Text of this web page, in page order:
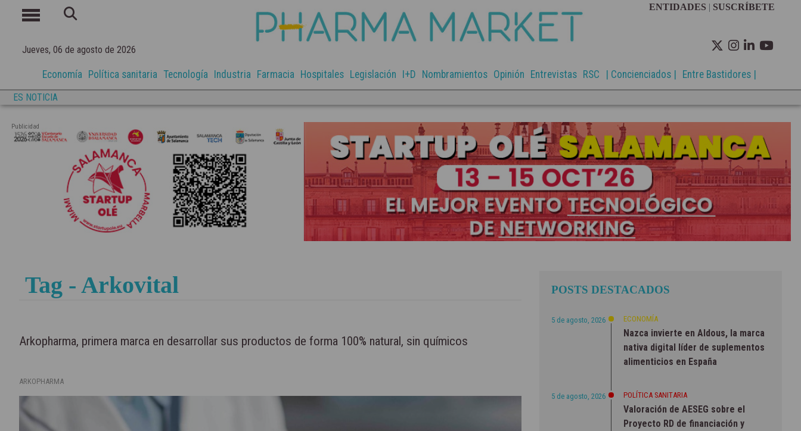
Jueves, 06 de agosto de 2026
ENTIDADES | SUSCRÍBETE
Economía Política sanitaria Tecnología Industria Farmacia Hospitales Legislación I+D Nombramientos Opinión Entrevistas RSC | Concienciados | Entre Bastidores |
ES NOTICIA
Publicidad
Tag - Arkovital
Arkopharma, primera marca en desarrollar sus productos de forma 100% natural, sin químicos
ARKOPHARMA
POSTS DESTACADOS
5 de agosto, 2026 ECONOMÍA
Nazca invierte en Aldous, la marca
nativa digital líder de suplementos
alimenticios en España
5 de agosto, 2026 POLÍTICA SANITARIA
Valoración de AESEG sobre el
Proyecto RD de financiación y